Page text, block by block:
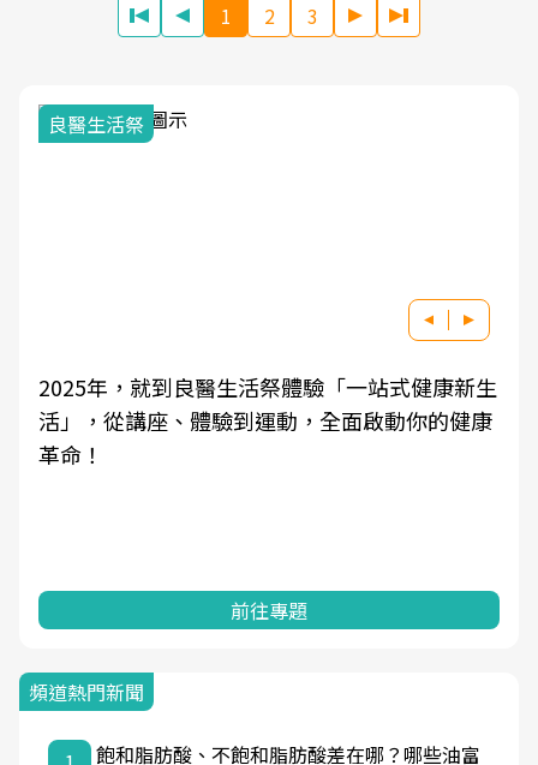
1 2 3
良醫生活祭
2025年，就到良醫生活祭體驗「一站式健康新生
活」，從講座、體驗到運動，全面啟動你的健康
革命！
前往專題
頻道熱門新聞
飽和脂肪酸、不飽和脂肪酸差在哪？哪些油富